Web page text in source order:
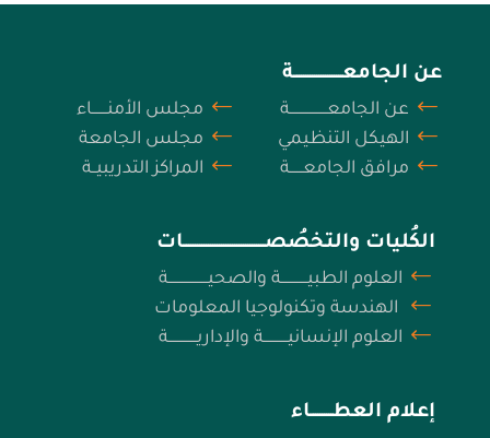
عن الجامعــــــــــــــــــــــة
عن الجامعـــــــــــــــــة
مجلس الأمنـــــــاء
الهيكل التنظيمي
مجلس الجامعة
مرافق الجامعــــــة
المراكز التدريبيــة
الكُليات والتخصُصـــــــــــــــــــــــــــــــــــــات
العلوم الطبيــــــــــــة والصحيــــــــــــــــــة
الهندسة وتكنولوجيا المعلومات
العلوم الإنسانيـــــــــــة والإداريـــــــــــــة
إعلام العطــــــــــاء